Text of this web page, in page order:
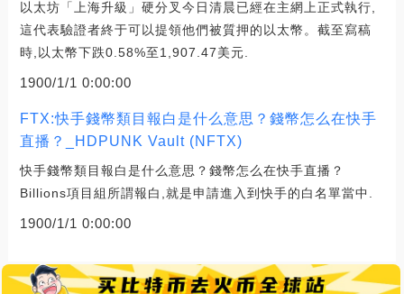
以太坊「上海升級」硬分叉今日清晨已經在主網上正式執行,
這代表驗證者終于可以提領他們被質押的以太幣。截至寫稿
時,以太幣下跌0.58%至1,907.47美元.
1900/1/1 0:00:00
FTX:快手錢幣類目報白是什么意思？錢幣怎么在快手
直播？_HDPUNK Vault (NFTX)
快手錢幣類目報白是什么意思？錢幣怎么在快手直播？
Billions項目組所謂報白,就是申請進入到快手的白名單當中.
1900/1/1 0:00:00